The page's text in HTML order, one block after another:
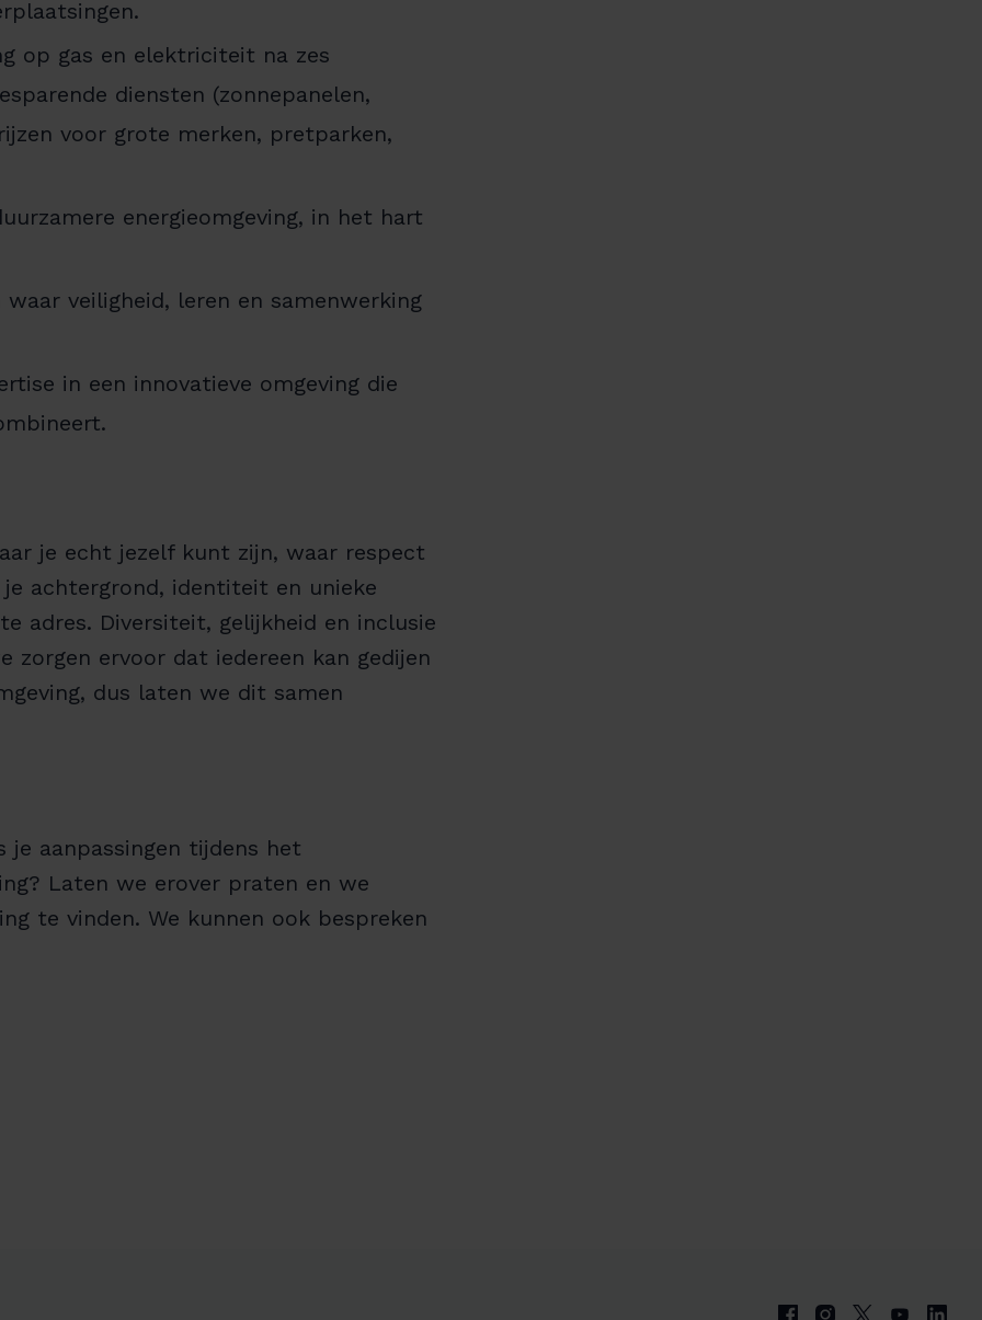
op gas en elektriciteit na zes
diensten (zonnepanelen,
voor grote merken, pretparken,
energieomgeving, in het hart
veiligheid, leren en samenwerking
in een innovatieve omgeving die
je echt jezelf kunt zijn, waar respect
achtergrond, identiteit en unieke
adres. Diversiteit, gelijkheid en inclusie
zorgen ervoor dat iedereen kan gedijen
dus laten we dit samen
je aanpassingen tijdens het
Laten we erover praten en we
te vinden. We kunnen ook bespreken